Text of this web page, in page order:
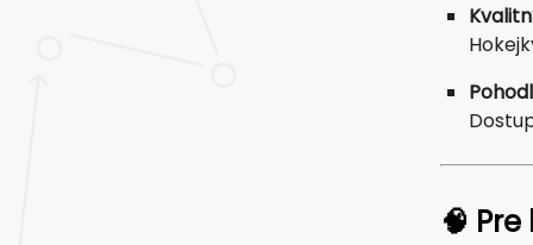
🧠